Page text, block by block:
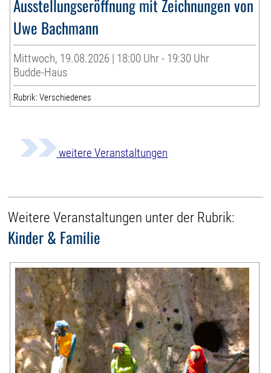
Ausstellungseröffnung mit Zeichnungen von
Uwe Bachmann
Mittwoch, 19.08.2026 | 18:00 Uhr - 19:30 Uhr
Budde-Haus
Rubrik: Verschiedenes
weitere Veranstaltungen
Weitere Veranstaltungen unter der Rubrik:
Kinder & Familie